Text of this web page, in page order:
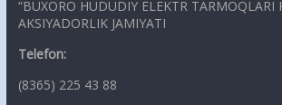
“BUXORO HUDUDIY ELEKTR TARMOQLARI
AKSIYADORLIK JAMIYATI
Telefon:
(8365) 225 43 88